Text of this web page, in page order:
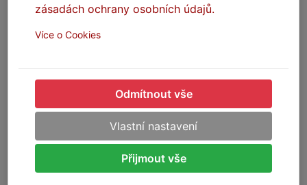
Na skladě
Stav dodání: Dle dopravce
(Ihned na prodejně v Praze)
689 Kč
Stav dodání: Dle dopravce
(Ihned na prodejně v Praze)
689 Kč
zásadách ochrany osobních údajů.
Více o Cookies
Odmítnout vše
Vlastní nastavení
Přijmout vše